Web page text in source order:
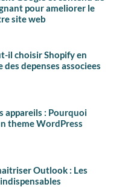
pour ameliorer le
site web
il choisir Shopify en
des depenses associees
appareils : Pourquoi
theme WordPress
Outlook : Les